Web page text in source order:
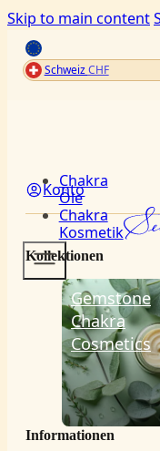
Skip to main content
Schweiz CHF
Chakra
Öle
Chakra
Kosmetik
Konto
Kollektionen
Gemstone
Chakra
Cosmetics
Informationen